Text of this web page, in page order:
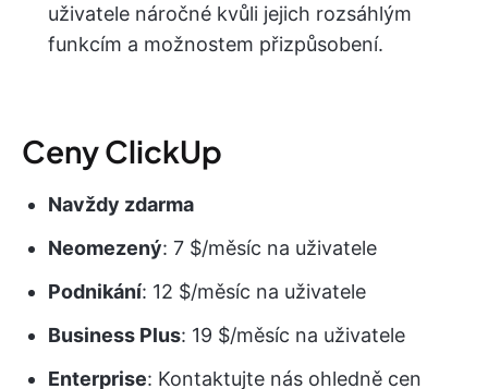
uživatele náročné kvůli jejich rozsáhlým
funkcím a možnostem přizpůsobení.
Ceny ClickUp
Navždy zdarma
Neomezený: 7 $/měsíc na uživatele
Podnikání: 12 $/měsíc na uživatele
Business Plus: 19 $/měsíc na uživatele
Enterprise: Kontaktujte nás ohledně cen